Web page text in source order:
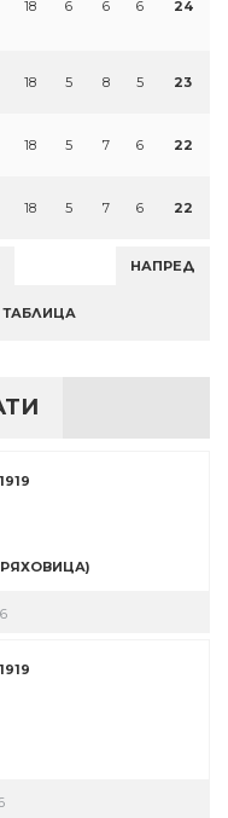
18 6 6 6 24
18 5 8 5 23
18 5 7 6 22
18 5 7 6 22
НАПРЕД